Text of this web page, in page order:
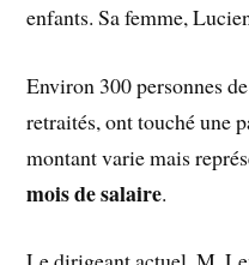
enfants. Sa femme,
Environ 300 personnes
retraités, ont touché une
montant varie mais
mois de salaire.